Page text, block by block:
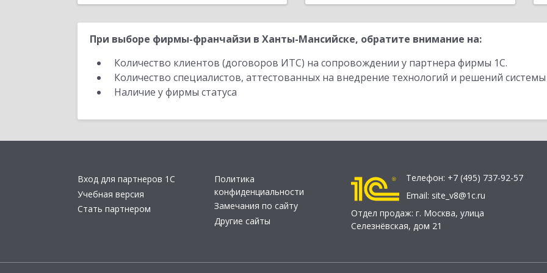
При выборе фирмы-франчайзи в Ханты-Мансийске, обратите внимание на:
Количество клиентов (договоров ИТС) на сопровождении у партнера фирмы 1С.
Количество специалистов, аттестованных на внедрение технологий и решений
Наличие у фирмы статуса
Вход для партнеров 1С
Учебная версия
Стать партнером
Политика
конфиденциальности
Замечания по сайту
Другие сайты
Телефон: +7 (495) 737-92-57
Email: site_v8@1c.ru
Отдел продаж: г. Москва, улица
Селезнёвская, дом 21